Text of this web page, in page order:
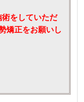
をしていただ
矯正をお願いし